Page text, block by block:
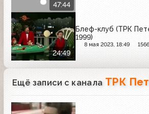
47:44
24:49
Блеф-клуб (ТРК
1999)
8 мая 2023, 18:49 1566
Ещё записи с канала ТРК